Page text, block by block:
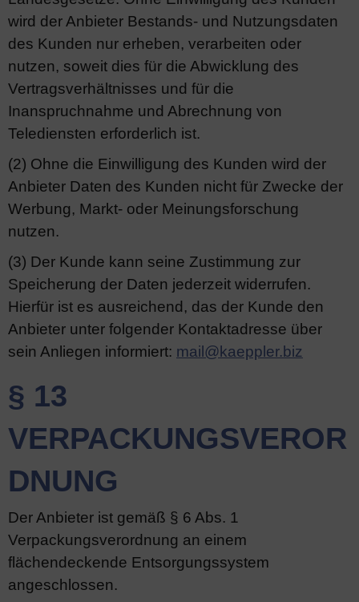
wird der Anbieter Bestands- und Nutzungsdaten
des Kunden nur erheben, verarbeiten oder
nutzen, soweit dies für die Abwicklung des
Vertragsverhältnisses und für die
Inanspruchnahme und Abrechnung von
Telediensten erforderlich ist.
(2) Ohne die Einwilligung des Kunden wird der
Anbieter Daten des Kunden nicht für Zwecke der
Werbung, Markt- oder Meinungsforschung
nutzen.
(3) Der Kunde kann seine Zustimmung zur
Speicherung der Daten jederzeit widerrufen.
Hierfür ist es ausreichend, das der Kunde den
Anbieter unter folgender Kontaktadresse über
sein Anliegen informiert: mail@kaeppler.biz
§ 13
VERPACKUNGSVEROR
DNUNG
Der Anbieter ist gemäß § 6 Abs. 1
Verpackungsverordnung an einem
flächendeckende Entsorgungssystem
angeschlossen.